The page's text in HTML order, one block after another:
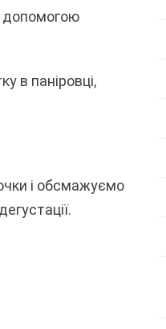
допомогою
в паніровці,
і обсмажуємо